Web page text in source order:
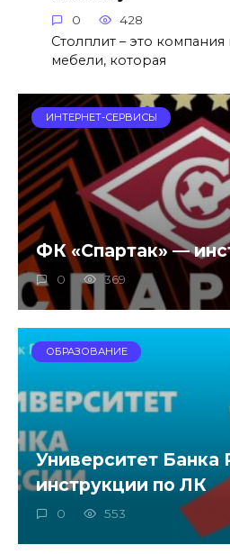
0 428
Столплит – это
мебели, которая
ИНТЕРНЕТ-СЕРВИСЫ
ФК «Спартак» —
0 369
ОБРАЗОВАНИЕ
Университет Банка
инструкции по ЛК
0 553